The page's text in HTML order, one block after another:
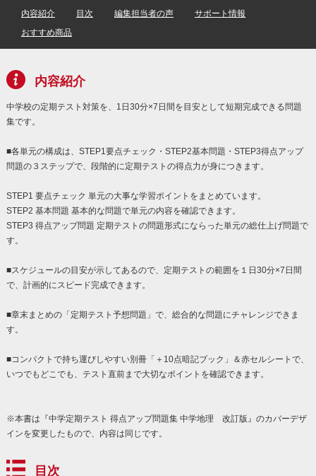
内容紹介 目次 編集担当者の声
サポート情報
おすすめ商品
内容紹介
中学校の定期テスト対策を、1日30分×7日間を目安として短期完成できる問題
集です。
■各単元の構成は、STEP1要点チェック・STEP2基本問題・STEP3得点アップ
問題の３ステップで、段階的に定期テストの得点力が身につきます。
STEP1 要点チェック 単元の大事な学習ポイントをまとめています。
STEP2 基本問題 基本的な問題で単元の内容を確認できます。
STEP3 得点アップ問題 定期テストの問題形式にならった単元の総仕上げ問題で
す。
■スケジュールの目安が示してあるので、定期テストの範囲を１日30分×7日間
で、計画的にスピード完成できます。
■章末まとめの「定期テスト予想問題」で、総合的な問題にチャレンジできま
す。
■コンパクトで持ち運びしやすい別冊「＋10点暗記ブック」＆赤セルシートで、
いつでもどこでも、テスト直前まで大切なポイントを確認できます。
※本書は『中学定期テスト 得点アップ問題集 中学地理 改訂版』のカバーデザ
インを変更したもので、内容は同じです。
目次